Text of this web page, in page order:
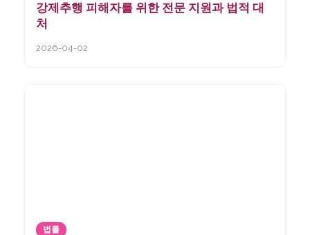
강제추행 피해자를 위한 전문 지원과 법적 대
처
2026-04-02
법률